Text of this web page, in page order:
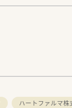
ハートファルマ株